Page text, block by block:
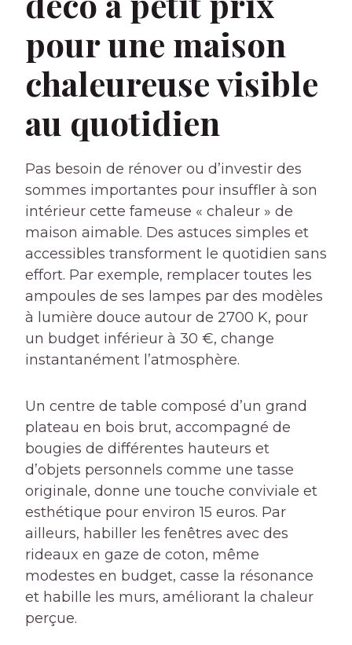
pour une maison
chaleureuse visible
au quotidien
Pas besoin de rénover ou d’investir des
sommes importantes pour insuffler à son
intérieur cette fameuse « chaleur » de
maison aimable. Des astuces simples et
accessibles transforment le quotidien sans
effort. Par exemple, remplacer toutes les
ampoules de ses lampes par des modèles
à lumière douce autour de 2700 K, pour
un budget inférieur à 30 €, change
instantanément l’atmosphère.
Un centre de table composé d’un grand
plateau en bois brut, accompagné de
bougies de différentes hauteurs et
d’objets personnels comme une tasse
originale, donne une touche conviviale et
esthétique pour environ 15 euros. Par
ailleurs, habiller les fenêtres avec des
rideaux en gaze de coton, même
modestes en budget, casse la résonance
et habille les murs, améliorant la chaleur
perçue.